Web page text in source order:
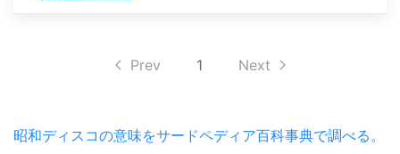
Prev 1 Next
昭和ディスコの意味をサードペディア百科事典で調べる。